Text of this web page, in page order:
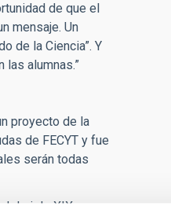
de que el
mensaje. Un
de la Ciencia”. Y
las alumnas.”
proyecto de la
de FECYT y fue
serán todas
siglo XIX y